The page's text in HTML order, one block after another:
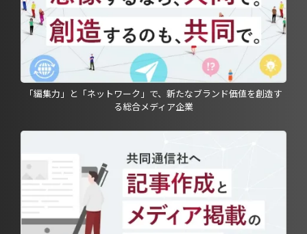
「編集力」と「ネットワーク」で、新たなブランド価値を創造す
る総合メディア企業